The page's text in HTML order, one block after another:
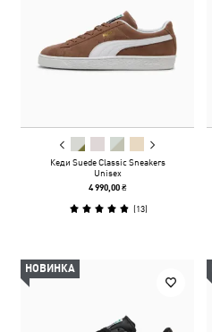
Кеди Suede Classic Sneakers
Unisex
4 990,00 ₴
(13)
НОВИНКА